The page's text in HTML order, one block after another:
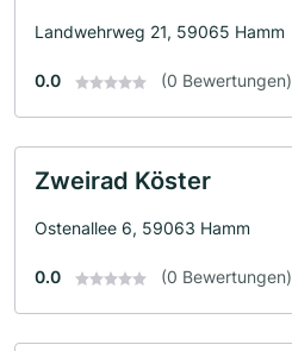
Landwehrweg 21, 59065 Hamm
0.0 (0 Bewertungen)
Zweirad Köster
Ostenallee 6, 59063 Hamm
0.0 (0 Bewertungen)